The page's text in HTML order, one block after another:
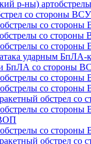
р-ны)
со стороны ВСУ
со
со стороны
со
ударным
и БпЛА со стороны
со
со
обстрел со
со
со
обстрел со